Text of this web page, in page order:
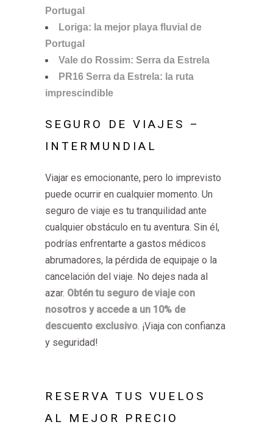
Portugal
Loriga: la mejor playa fluvial de
Portugal
Vale do Rossim: Serra da Estrela
PR16 Serra da Estrela: la ruta
imprescindible
SEGURO DE VIAJES –
INTERMUNDIAL
Viajar es emocionante, pero lo imprevisto
puede ocurrir en cualquier momento. Un
seguro de viaje es tu tranquilidad ante
cualquier obstáculo en tu aventura. Sin él,
podrías enfrentarte a gastos médicos
abrumadores, la pérdida de equipaje o la
cancelación del viaje. No dejes nada al
azar. Obtén tu seguro de viaje con
nosotros y accede a un 10% de
descuento exclusivo. ¡Viaja con confianza
y seguridad!
RESERVA TUS VUELOS
AL MEJOR PRECIO